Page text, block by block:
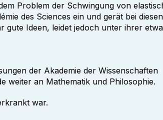
Problem der Schwingung von
des Sciences ein und gerät bei diesen
gute Ideen, leidet jedoch unter ihrer
der Akademie der Wissenschaften
weiter an Mathematik und Philosophie.
war.